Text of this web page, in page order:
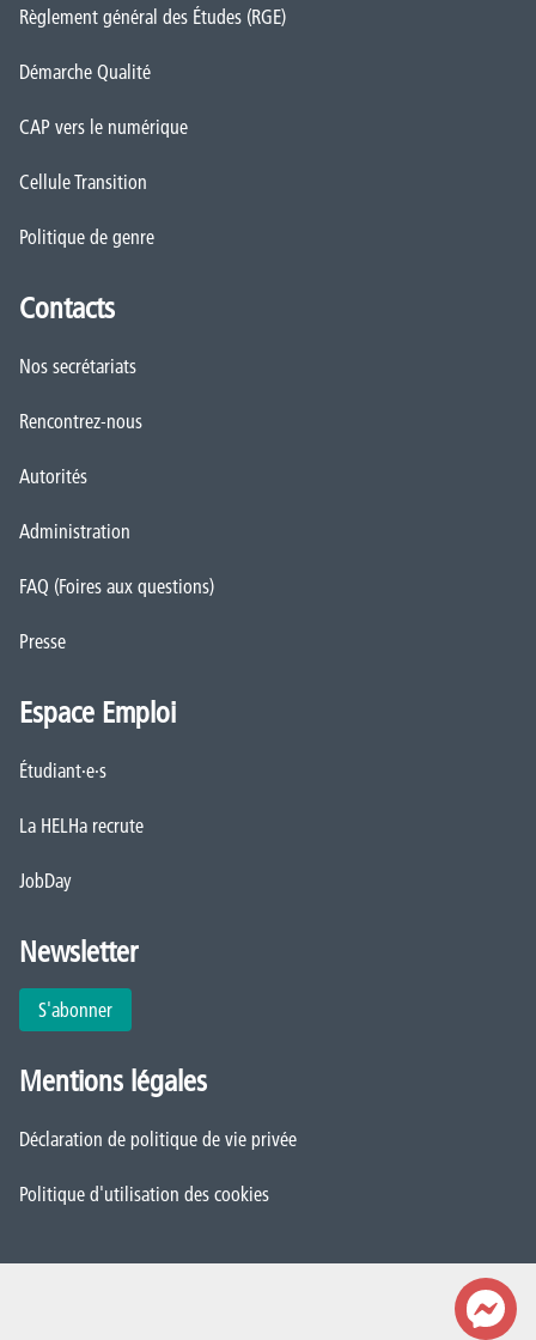
Règlement général des Études (RGE)
Démarche Qualité
CAP vers le numérique
Cellule Transition
Politique de genre
Contacts
Nos secrétariats
Rencontrez-nous
Autorités
Administration
FAQ (Foires aux questions)
Presse
Espace Emploi
Étudiant·e·s
La HELHa recrute
JobDay
Newsletter
S'abonner
Mentions légales
Déclaration de politique de vie privée
Politique d'utilisation des cookies